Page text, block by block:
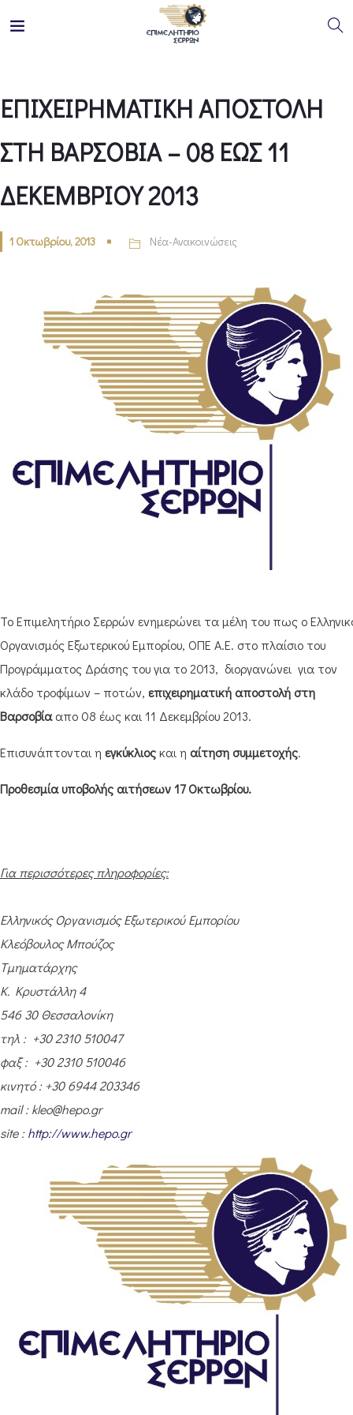
ΕΠΙΧΕΙΡΗΜΑΤΙΚΗ ΑΠΟΣΤΟΛΗ
ΣΤΗ ΒΑΡΣΟΒΙΑ – 08 ΕΩΣ 11
ΔΕΚΕΜΒΡΙΟΥ 2013
1 Οκτωβρίου, 2013 Νέα-Ανακοινώσεις
Το Επιμελητήριο Σερρών ενημερώνει τα μέλη του πως ο
Οργανισμός Εξωτερικού Εμπορίου, ΟΠΕ Α.Ε. στο πλαίσιο του
Προγράμματος Δράσης του για το 2013, διοργανώνει για τον
κλάδο τροφίμων – ποτών, επιχειρηματική αποστολή στη
Βαρσοβίααπο 08 έως και 11 Δεκεμβρίου 2013.
Επισυνάπτονται η εγκύκλιοςκαι η αίτηση συμμετοχής.
Προθεσμία υποβολής αιτήσεων 17 Οκτωβρίου.
Για περισσότερες πληροφορίες:
Ελληνικός Οργανισμός Εξωτερικού Εμπορίου
Κλεόβουλος Μπούζος
Τμηματάρχης
K. Kρυστάλλη 4
546 30 Θεσσαλονίκη
τηλ : +30 2310 510047
φαξ : +30 2310 510046
κινητό : +30 6944 203346
mail : kleo@hepo.gr
site :http://www.hepo.gr